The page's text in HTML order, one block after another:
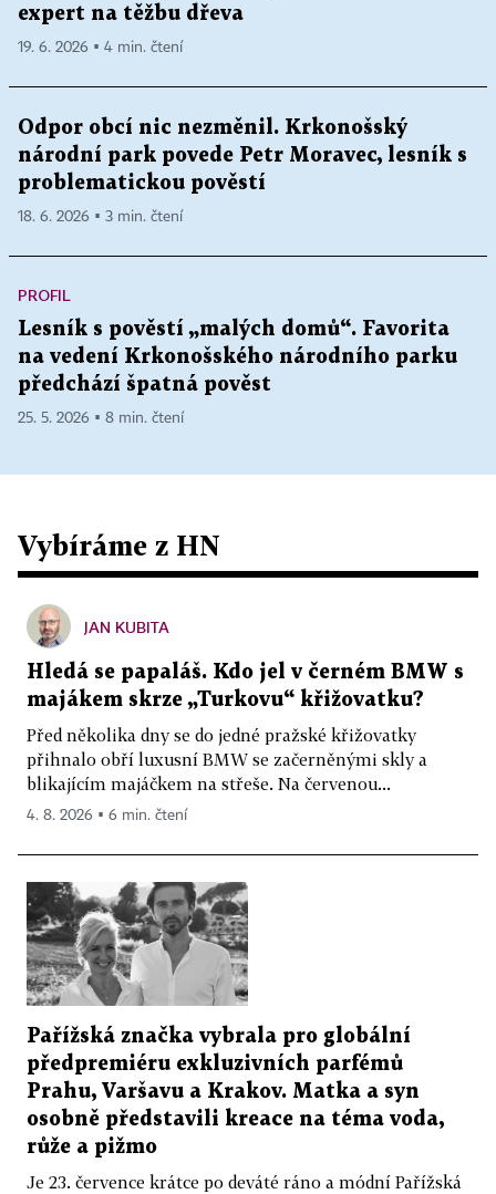
expert na těžbu dřeva
19. 6. 2026 ▪ 4 min. čtení
Odpor obcí nic nezměnil. Krkonošský
národní park povede Petr Moravec, lesník s
problematickou pověstí
18. 6. 2026 ▪ 3 min. čtení
PROFIL
Lesník s pověstí „malých domů“. Favorita
na vedení Krkonošského národního parku
předchází špatná pověst
25. 5. 2026 ▪ 8 min. čtení
Vybíráme z HN
JAN KUBITA
Hledá se papaláš. Kdo jel v černém BMW s
majákem skrze „Turkovu“ křižovatku?
Před několika dny se do jedné pražské křižovatky
přihnalo obří luxusní BMW se začerněnými skly a
blikajícím majáčkem na střeše. Na červenou...
4. 8. 2026 ▪ 6 min. čtení
Pařížská značka vybrala pro globální
předpremiéru exkluzivních parfémů
Prahu, Varšavu a Krakov. Matka a syn
osobně představili kreace na téma voda,
růže a pižmo
Je 23. července krátce po deváté ráno a módní Pařížská